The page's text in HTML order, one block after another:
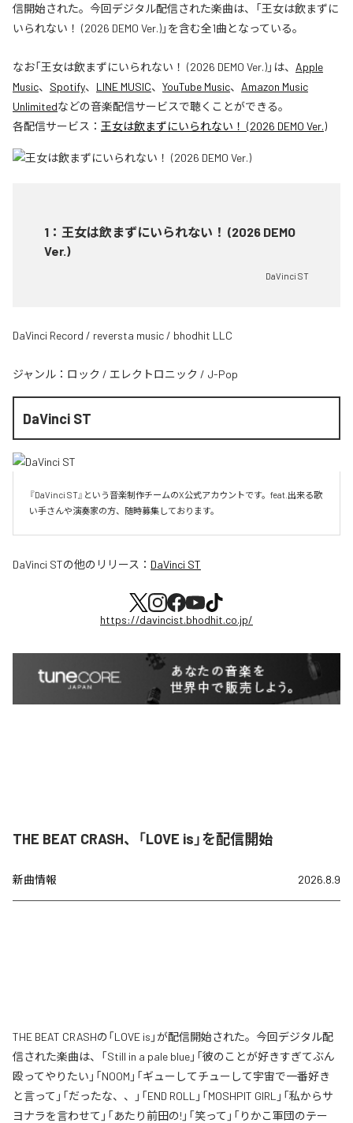
信開始された。今回デジタル配信された楽曲は、「王女は飲まずに
いられない！ (2026 DEMO Ver.)」を含む全1曲となっている。
なお「王女は飲まずにいられない！ (2026 DEMO Ver.)」は、 Apple
Music、 Spotify、 LINE MUSIC、 YouTube Music、 Amazon Music
Unlimitedなどの音楽配信サービスで聴くことができる。
各配信サービス： 王女は飲まずにいられない！ (2026 DEMO Ver.)
1 ： 王女は飲まずにいられない！ (2026 DEMO
Ver.)
DaVinci ST
DaVinci Record / reversta music / bhodhit LLC
ジャンル： ロック / エレクトロニック / J-Pop
DaVinci ST
『DaVinci ST』という音楽制作チームのX公式アカウントです。feat.出来る歌
い手さんや演奏家の方、随時募集しております。
DaVinci STの他のリリース： DaVinci ST
https://davincist.bhodhit.co.jp/
THE BEAT CRASH、「LOVE is」を配信開始
新曲情報 2026.8.9
THE BEAT CRASHの「LOVE is」が配信開始された。今回デジタル配
信された楽曲は、「Still in a pale blue」「彼のことが好きすぎてぶん
殴ってやりたい」「NOOM」「ギューしてチューして宇宙で一番好き
と言って」「だったな、、」「END ROLL」「MOSHPIT GIRL」「私からサ
ヨナラを言わせて」「あたり前田の!」「笑って」「りかこ軍団のテー